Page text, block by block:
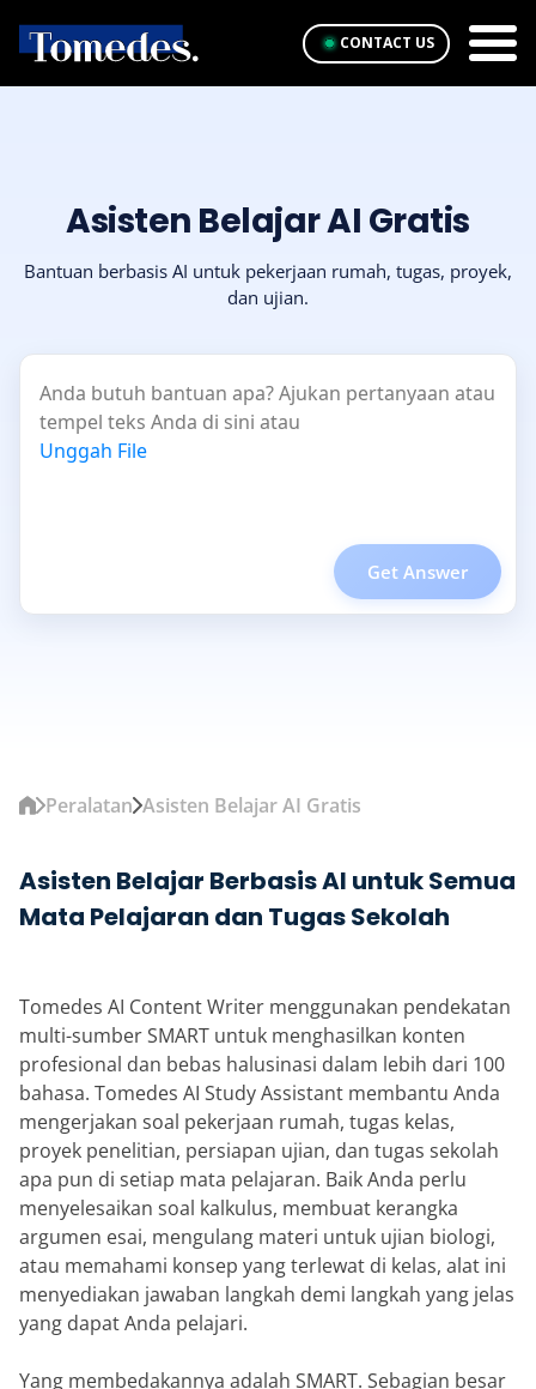
CONTACT US
Asisten Belajar AI Gratis
Bantuan berbasis AI untuk pekerjaan rumah, tugas, proyek,
dan ujian.
Anda butuh bantuan apa? Ajukan pertanyaan atau
tempel teks Anda di sini atau
Unggah File
Get Answer
Peralatan Asisten Belajar AI Gratis
Asisten Belajar Berbasis AI untuk Semua
Mata Pelajaran dan Tugas Sekolah
Tomedes AI Content Writer menggunakan pendekatan
multi-sumber SMART untuk menghasilkan konten
profesional dan bebas halusinasi dalam lebih dari 100
bahasa. Tomedes AI Study Assistant membantu Anda
mengerjakan soal pekerjaan rumah, tugas kelas,
proyek penelitian, persiapan ujian, dan tugas sekolah
apa pun di setiap mata pelajaran. Baik Anda perlu
menyelesaikan soal kalkulus, membuat kerangka
argumen esai, mengulang materi untuk ujian biologi,
atau memahami konsep yang terlewat di kelas, alat ini
menyediakan jawaban langkah demi langkah yang jelas
yang dapat Anda pelajari.
Yang membedakannya adalah SMART. Sebagian besar